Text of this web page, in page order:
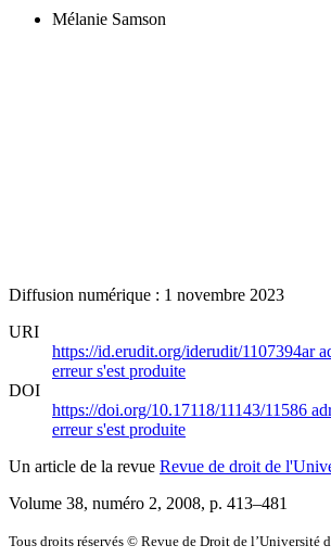
Mélanie Samson
Diffusion numérique : 1 novembre 2023
URI
https://id.erudit.org/iderudit/1107394ar
erreur s'est produite
DOI
https://doi.org/10.17118/11143/11586
erreur s'est produite
Un article de la revue Revue de droit de
Volume 38, numéro 2, 2008, p. 413–481
Tous droits réservés © Revue de Droit de l’Université